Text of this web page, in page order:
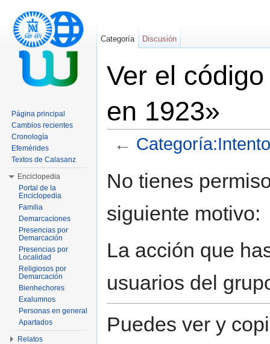
Ver el
en 1923»
←
No tienes
siguiente motivo:
La acción que
usuarios del
Puedes ver y
Categoría Discusión
Página principal
Cambios recientes
Cronología
Efemérides
Textos de Calasanz
Enciclopedia
Portal de la
Enciclopedia
Familia
Demarcaciones
Presencias por
Demarcación
Presencias por
Localidad
Religiosos por
Demarcación
Bienhechores
Exalumnos
Personas en general
Apartados
Relatos